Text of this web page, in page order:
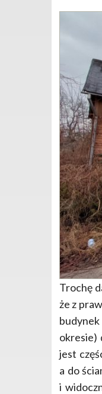
Trochę
że z
okresie)
jest
a do
i